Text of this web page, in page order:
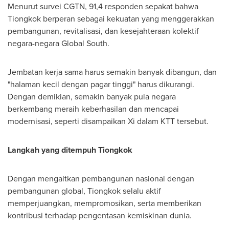
Menurut survei CGTN, 91,4 responden sepakat bahwa
Tiongkok berperan sebagai kekuatan yang menggerakkan
pembangunan, revitalisasi, dan kesejahteraan kolektif
negara-negara Global South.
Jembatan kerja sama harus semakin banyak dibangun, dan
"halaman kecil dengan pagar tinggi" harus dikurangi.
Dengan demikian, semakin banyak pula negara
berkembang meraih keberhasilan dan mencapai
modernisasi, seperti disampaikan Xi dalam KTT tersebut.
Langkah yang ditempuh Tiongkok
Dengan mengaitkan pembangunan nasional dengan
pembangunan global, Tiongkok selalu aktif
memperjuangkan, mempromosikan, serta memberikan
kontribusi terhadap pengentasan kemiskinan dunia.